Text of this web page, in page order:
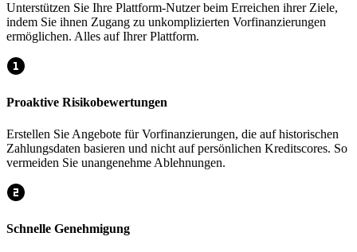
Unterstützen Sie Ihre Plattform-Nutzer beim Erreichen ihrer Ziele,
indem Sie ihnen Zugang zu unkomplizierten Vorfinanzierungen
ermöglichen. Alles auf Ihrer Plattform.
Proaktive Risikobewertungen​
Erstellen Sie Angebote für Vorfinanzierungen, die auf historischen
Zahlungsdaten basieren und nicht auf persönlichen Kreditscores. So
vermeiden Sie unangenehme Ablehnungen.
Schnelle Genehmigung